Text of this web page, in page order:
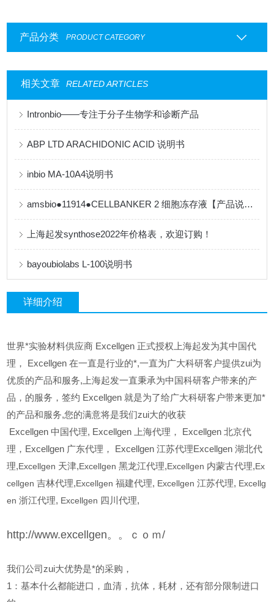
产品分类 PRODUCT CATEGORY
相关文章 RELATED ARTICLES
Intronbio——专注于分子生物学和诊断产品
ABP LTD ARACHIDONIC ACID 说明书
inbio MA-10A4说明书
amsbio●11914●CELLBANKER 2 细胞冻存液【产品说明书】
上海起发synthose2022年价格表，欢迎订购！
bayoubiolabs L-100说明书
详细介绍
世界*实验材料供应商 Excellgen 正式授权上海起发为其中国代
理， Excellgen 在一直是行业的*,一直为广大科研客户提供zui为
优质的产品和服务,上海起发一直秉承为中国科研客户带来的产
品，的服务，签约 Excellgen 就是为了给广大科研客户带来更加*
的产品和服务,您的满意将是我们zui大的收获
Excellgen中国代理, Excellgen 上海代理， Excellgen 北京代
理，Excellgen 广东代理， Excellgen 江苏代理Excellgen 湖北代
理,Excellgen 天津,Excellgen黑龙江代理,Excellgen 内蒙古代理,Ex
cellgen吉林代理,Excellgen福建代理, Excellgen江苏代理, Excellg
en浙江代理, Excellgen 四川代理,
http://www.excellgen。。ｃｏｍ/
我们公司zui大优势是*的采购，
1
：基本什么都能进口，血清，抗体，耗材，还有部分限制进口